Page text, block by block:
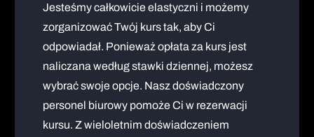
Jesteśmy całkowicie elastyczni i możemy
zorganizować Twój kurs tak, aby Ci
odpowiadał. Ponieważ opłata za kurs jest
naliczana według stawki dziennej, możesz
wybrać swoje opcje. Nasz doświadczony
personel biurowy pomoże Ci w rezerwacji
kursu. Z wieloletnim doświadczeniem